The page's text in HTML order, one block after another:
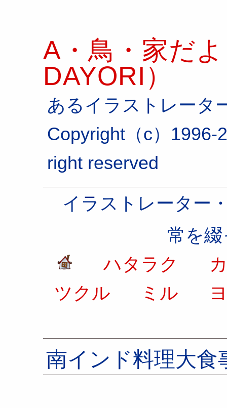
A・鳥・家だ
DAYORI）
あるイラストレータ
Copyright（c）
right reserved
イラストレーター
常を
ハタラク
ツクル
ミル
南インド料理大